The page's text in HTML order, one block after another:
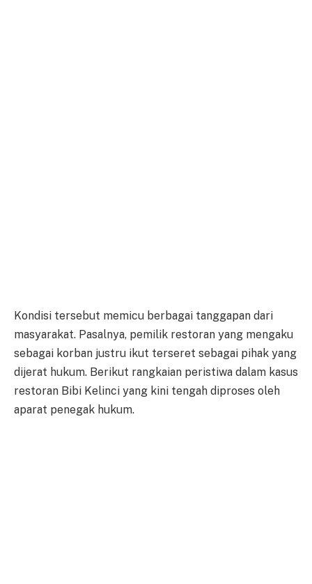
Kondisi tersebut memicu berbagai tanggapan dari
masyarakat. Pasalnya, pemilik restoran yang mengaku
sebagai korban justru ikut terseret sebagai pihak yang
dijerat hukum. Berikut rangkaian peristiwa dalam kasus
restoran Bibi Kelinci yang kini tengah diproses oleh
aparat penegak hukum.